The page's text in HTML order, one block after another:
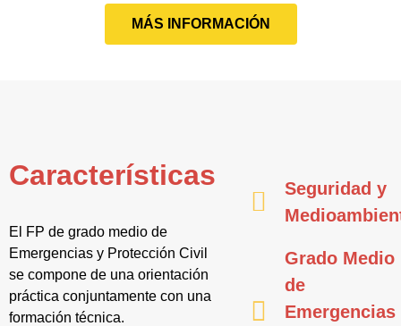
MÁS INFORMACIÓN
Características
El FP de grado medio de
Emergencias y Protección Civil
se compone de una orientación
práctica conjuntamente con una
formación técnica.
Seguridad y
Grado Medio
de
Emergencias